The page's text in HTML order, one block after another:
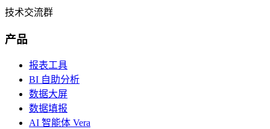
技术交流群
产品
报表工具
BI 自助分析
数据大屏
数据填报
AI 智能体 Vera